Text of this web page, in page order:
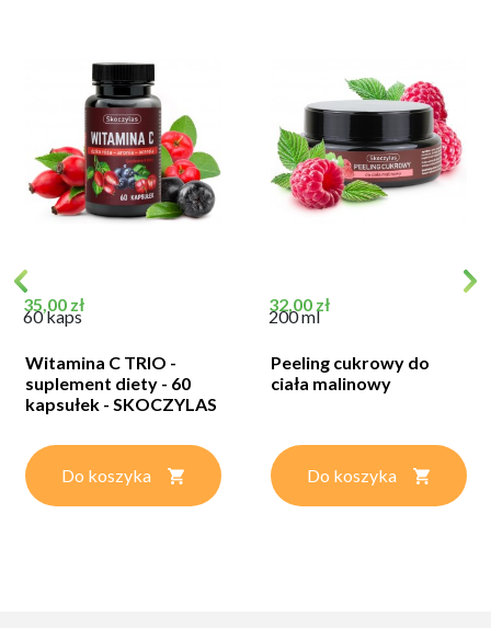
Cena
35,00 zł
60 kaps
Witamina C TRIO -
suplement diety - 60
kapsułek - SKOCZYLAS
Do koszyka
Cena
32,00 zł
200 ml
Peeling cukrowy do
ciała malinowy
Do koszyka